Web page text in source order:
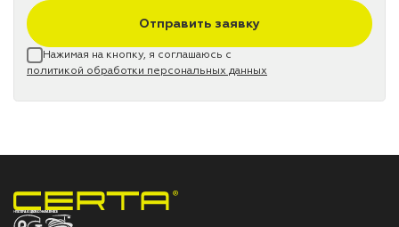
Отправить заявку
Нажимая на кнопку, я соглашаюсь с
политикой обработки персональных данных
НПП «СПЕКТР» ЗАВОД ЛАКОКРАСОЧНЫХ МАТЕРИАЛОВ